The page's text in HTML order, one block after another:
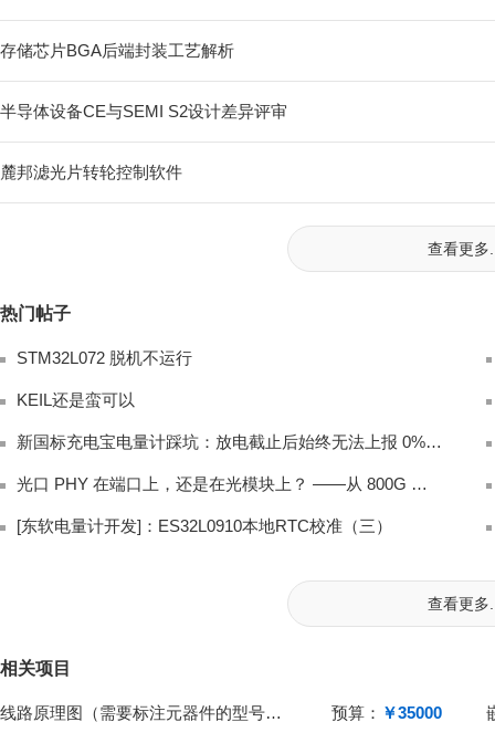
存储芯片BGA后端封装工艺解析
半导体设备CE与SEMI S2设计差异评审
麓邦滤光片转轮控制软件
查看更多
热门帖子
STM32L072 脱机不运行
KEIL还是蛮可以
新国标充电宝电量计踩坑：放电截止后始终无法上报 0% 电量完整排查
光口 PHY 在端口上，还是在光模块上？ ——从 800G 架构讲起
[东软电量计开发]：ES32L0910本地RTC校准（三）
查看更多
相关项目
线路原理图（需要标注元器件的型号和厂家） 预算： ￥35000